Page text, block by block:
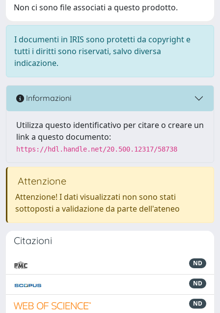
Non ci sono file associati a questo prodotto.
I documenti in IRIS sono protetti da copyright e
tutti i diritti sono riservati, salvo diversa
indicazione.
Informazioni
Utilizza questo identificativo per citare o creare un
link a questo documento:
https://hdl.handle.net/20.500.12317/58738
Attenzione
Attenzione! I dati visualizzati non sono stati
sottoposti a validazione da parte dell'ateneo
Citazioni
ND
ND
ND